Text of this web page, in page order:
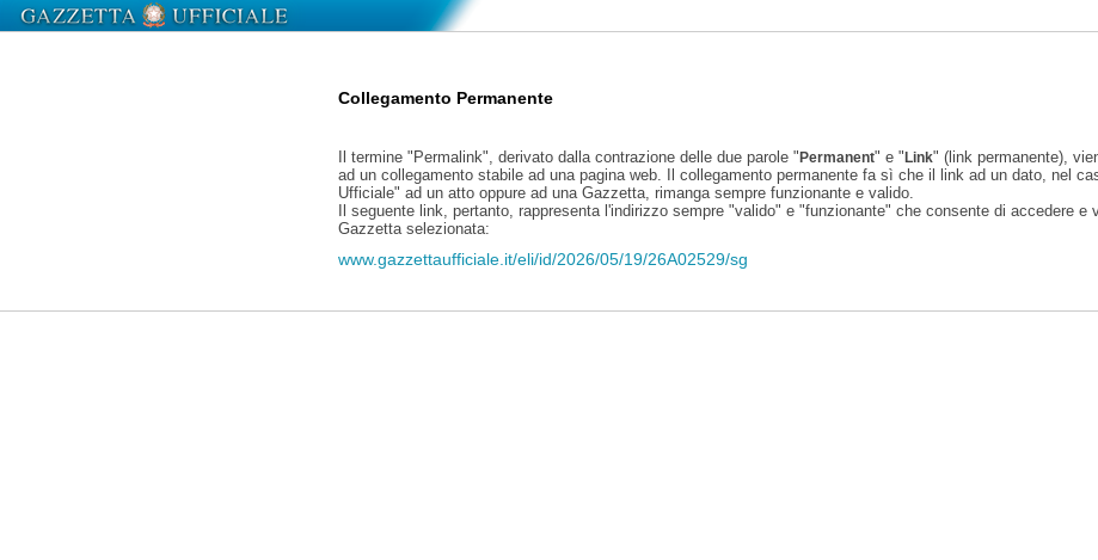
Collegamento Permanente
Il termine "Permalink", derivato dalla contrazione delle due parole "Permanent" e "Link" (link permanente),
ad un collegamento stabile ad una pagina web. Il collegamento permanente fa sì che il link ad un dato, nel
Ufficiale" ad un atto oppure ad una Gazzetta, rimanga sempre funzionante e valido.
Il seguente link, pertanto, rappresenta l'indirizzo sempre "valido" e "funzionante" che consente di accedere e
Gazzetta selezionata:
www.gazzettaufficiale.it/eli/id/2026/05/19/26A02529/sg